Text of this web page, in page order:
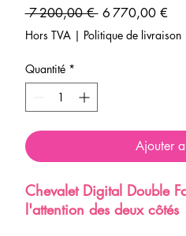
7 200,00 € Prix
original
6 770,00 €Prix
Hors TVA| Politique de livraison
Quantité *
Ajouter
Chevalet Digital Double
l'attention des deux côtés